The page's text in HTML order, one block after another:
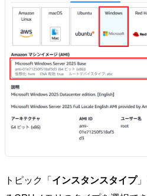
トピック「インスタンスタイプ